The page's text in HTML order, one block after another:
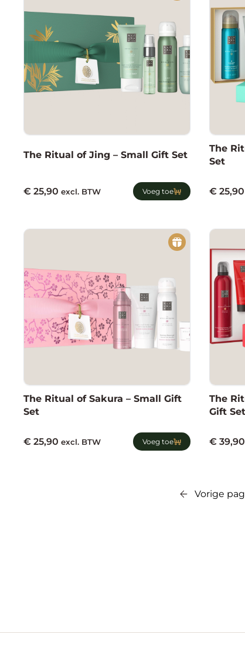
The Ritual of Jing – Small Gift Set
Voeg toe
€25,90 excl. BTW
The
Set
€25,90
The Ritual of Sakura – Small Gift
Set
Voeg toe
€25,90 excl. BTW
The
Gift Set
€39,90
Vorige